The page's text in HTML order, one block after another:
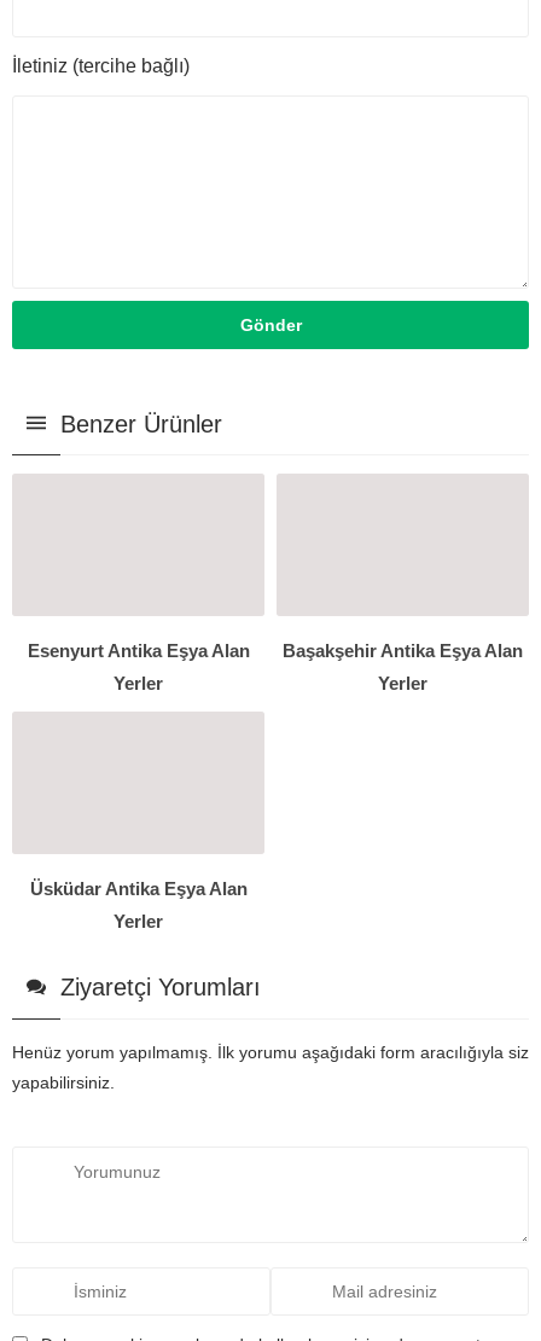
İletiniz (tercihe bağlı)
Benzer Ürünler
Esenyurt Antika Eşya Alan
Yerler
Başakşehir Antika Eşya Alan
Yerler
Üsküdar Antika Eşya Alan
Yerler
Ziyaretçi Yorumları
Henüz yorum yapılmamış. İlk yorumu aşağıdaki form aracılığıyla siz
yapabilirsiniz.